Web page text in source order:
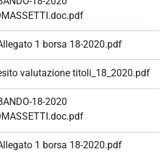
1 borsa 18-2020.pdf
valutazione titoli_18_2020.pdf
18-2020
1 borsa 18-2020.pdf